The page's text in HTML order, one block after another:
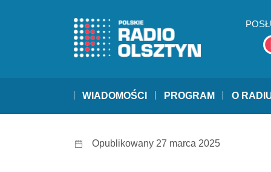
WIADOMOŚCI PROGRAM O
Opublikowany 27 marca 2025